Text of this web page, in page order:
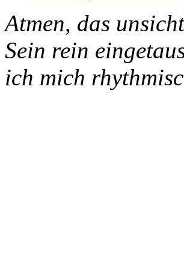
Atmen, das
Sein rein
ich mich